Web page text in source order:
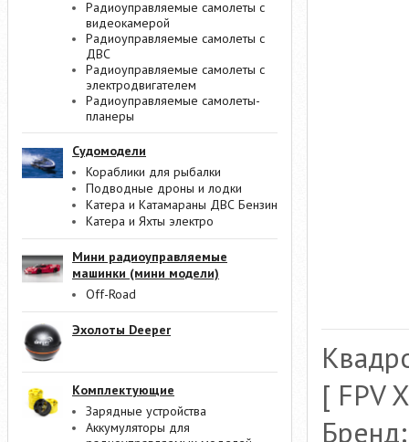
Радиоуправляемые самолеты с
видеокамерой
Радиоуправляемые самолеты с
ДВС
Радиоуправляемые самолеты с
электродвигателем
Радиоуправляемые самолеты-
планеры
Судомодели
Кораблики для рыбалки
Подводные дроны и лодки
Катера и Катамараны ДВС Бензин
Катера и Яхты электро
Мини радиоуправляемые
машинки (мини модели)
Off-Road
Эхолоты Deeper
Комплектующие
Зарядные устройства
Аккумуляторы для
[ FPV